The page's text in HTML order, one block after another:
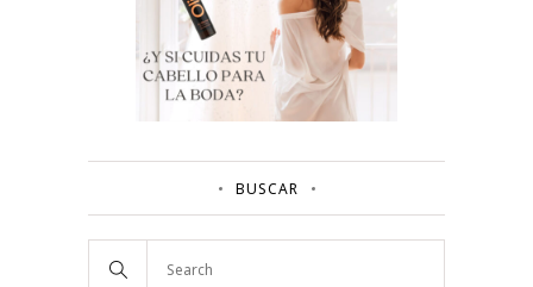
BUSCAR